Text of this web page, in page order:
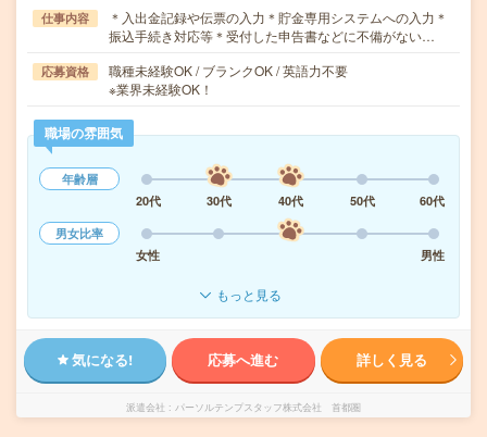
仕事内容
＊入出金記録や伝票の入力＊貯金専用システムへの入力＊
振込手続き対応等＊受付した申告書などに不備がない…
応募資格
職種未経験OK / ブランクOK / 英語力不要
※業界未経験OK！
職場の雰囲気
年齢層
20代
30代 40代 50代
60代
男女比率
女性
男性
もっと見る
気になる! 応募へ進む 詳しく見る
派遣会社 パーソルテンプスタッフ株式会社 首都圏